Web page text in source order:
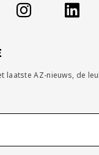
AZAlkmaar
Instagram
laatste AZ-nieuws, de